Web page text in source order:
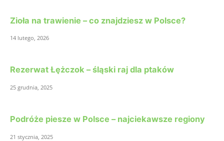
Zioła na trawienie – co znajdziesz w Polsce?
14 lutego, 2026
Rezerwat Łężczok – śląski raj dla ptaków
25 grudnia, 2025
Podróże piesze w Polsce – najciekawsze regiony
21 stycznia, 2025